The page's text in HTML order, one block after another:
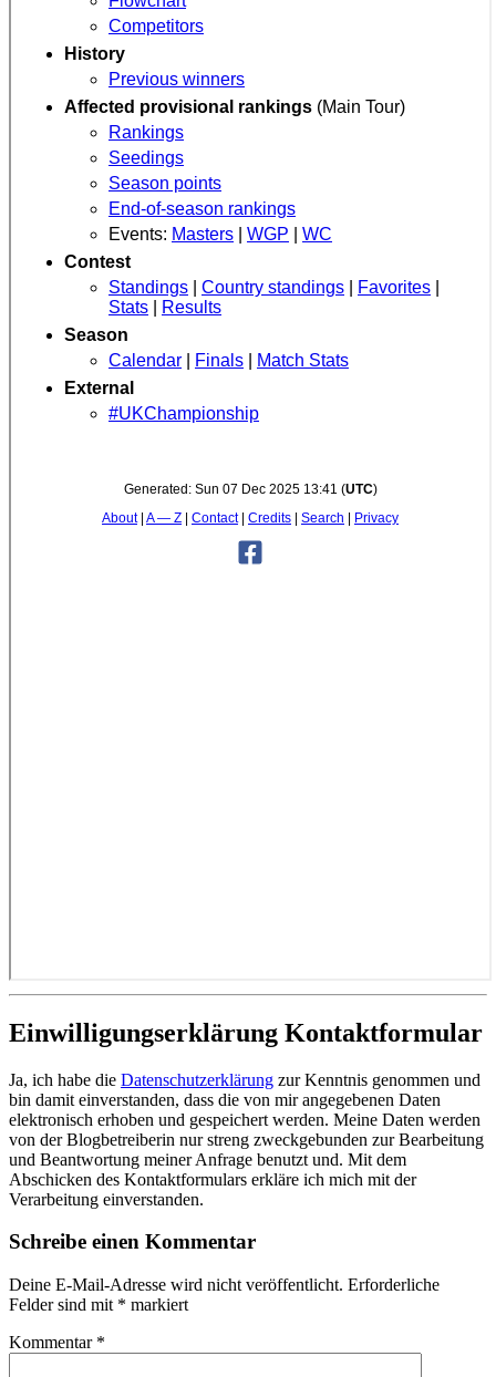
Einwilligungserklärung Kontaktformular
Ja, ich habe die Datenschutzerklärung zur Kenntnis genommen und
bin damit einverstanden, dass die von mir angegebenen Daten
elektronisch erhoben und gespeichert werden. Meine Daten werden
von der Blogbetreiberin nur streng zweckgebunden zur Bearbeitung
und Beantwortung meiner Anfrage benutzt und. Mit dem
Abschicken des Kontaktformulars erkläre ich mich mit der
Verarbeitung einverstanden.
Schreibe einen Kommentar
Deine E-Mail-Adresse wird nicht veröffentlicht. Erforderliche
Felder sind mit * markiert
Kommentar *